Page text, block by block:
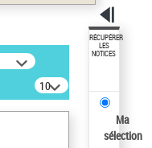
10
résultats/page
RÉCUPÉRER
LES
NOTICES
Ma
sélection